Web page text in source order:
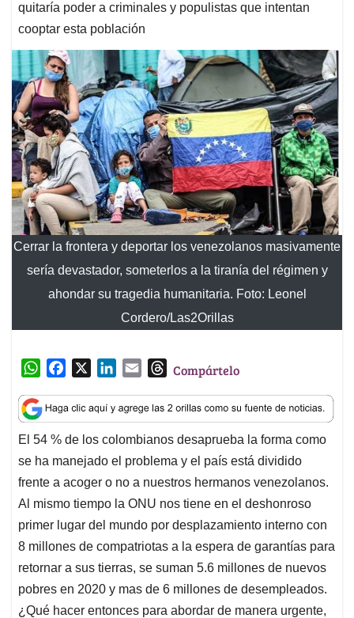
quitaría poder a criminales y populistas que intentan
cooptar esta población
Cerrar la frontera y deportar los venezolanos masivamente
sería devastador, someterlos a la tiranía del régimen y
ahondar su tragedia humanitaria. Foto: Leonel
Cordero/Las2Orillas
W
a
t
s
A
p
p
c
e
b
o
o
k
n
k
e
d
I
n
a
i
l
T
r
e
a
d
s
Compártelo
El 54 % de los colombianos desaprueba la forma como
se ha manejado el problema y el país está dividido
frente a acoger o no a nuestros hermanos venezolanos.
Al mismo tiempo la ONU nos tiene en el deshonroso
primer lugar del mundo por desplazamiento interno con
8 millones de compatriotas a la espera de garantías para
retornar a sus tierras, se suman 5.6 millones de nuevos
pobres en 2020 y mas de 6 millones de desempleados.
¿Qué hacer entonces para abordar de manera urgente,